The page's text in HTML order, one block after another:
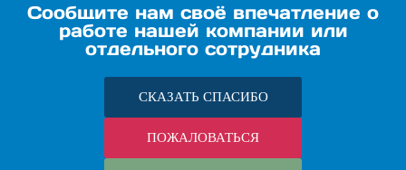
Сообщите нам своё впечатление о
работе нашей компании или
отдельного сотрудника
СКАЗАТЬ СПАСИБО
ПОЖАЛОВАТЬСЯ